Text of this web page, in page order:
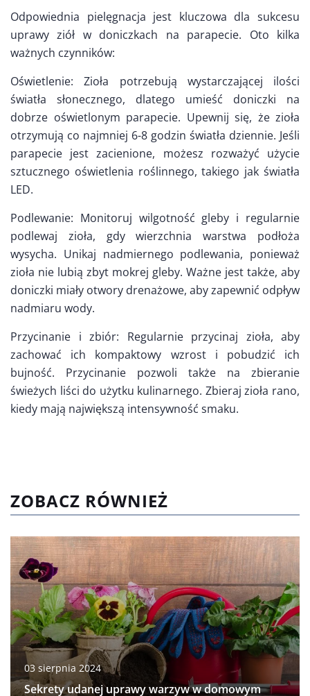
Odpowiednia pielęgnacja jest kluczowa dla sukcesu
uprawy ziół w doniczkach na parapecie. Oto kilka
ważnych czynników:
Oświetlenie: Zioła potrzebują wystarczającej ilości
światła słonecznego, dlatego umieść doniczki na
dobrze oświetlonym parapecie. Upewnij się, że zioła
otrzymują co najmniej 6-8 godzin światła dziennie. Jeśli
parapecie jest zacienione, możesz rozważyć użycie
sztucznego oświetlenia roślinnego, takiego jak światła
LED.
Podlewanie: Monitoruj wilgotność gleby i regularnie
podlewaj zioła, gdy wierzchnia warstwa podłoża
wysycha. Unikaj nadmiernego podlewania, ponieważ
zioła nie lubią zbyt mokrej gleby. Ważne jest także, aby
doniczki miały otwory drenażowe, aby zapewnić odpływ
nadmiaru wody.
Przycinanie i zbiór: Regularnie przycinaj zioła, aby
zachować ich kompaktowy wzrost i pobudzić ich
bujność. Przycinanie pozwoli także na zbieranie
świeżych liści do użytku kulinarnego. Zbieraj zioła rano,
kiedy mają największą intensywność smaku.
ZOBACZ RÓWNIEŻ
03 sierpnia 2024
Sekrety udanej uprawy warzyw w domowym